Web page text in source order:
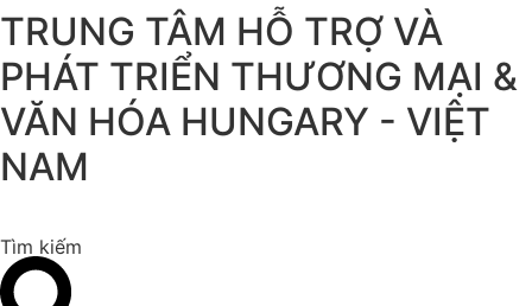
Chuyển
đến
nội
dung
TRUNG TÂM HỖ TRỢ VÀ
PHÁT TRIỂN THƯƠNG MẠI &
VĂN HÓA HUNGARY - VIỆT
NAM
Tìm kiếm